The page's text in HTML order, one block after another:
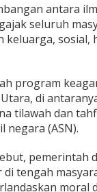
antara
seluruh
keluarga,
program
di
tilawah dan
negara (ASN).
pemerintah
tengah
moral